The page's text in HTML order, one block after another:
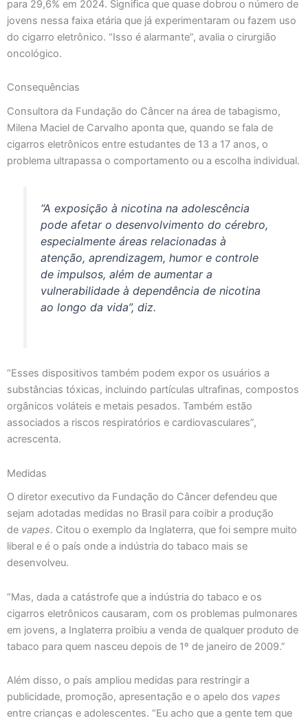
para 29,6% em 2024. Significa que quase dobrou o número de
jovens nessa faixa etária que já experimentaram ou fazem uso
do cigarro eletrônico. “Isso é alarmante”, avalia o cirurgião
oncológico.
Consequências
Consultora da Fundação do Câncer na área de tabagismo,
Milena Maciel de Carvalho aponta que, quando se fala de
cigarros eletrônicos entre estudantes de 13 a 17 anos, o
problema ultrapassa o comportamento ou a escolha individual.
“A exposição à nicotina na adolescência
pode afetar o desenvolvimento do cérebro,
especialmente áreas relacionadas à
atenção, aprendizagem, humor e controle
de impulsos, além de aumentar a
vulnerabilidade à dependência de nicotina
ao longo da vida”, diz.
“Esses dispositivos também podem expor os usuários a
substâncias tóxicas, incluindo partículas ultrafinas, compostos
orgânicos voláteis e metais pesados. Também estão
associados a riscos respiratórios e cardiovasculares”,
acrescenta.
Medidas
O diretor executivo da Fundação do Câncer defendeu que
sejam adotadas medidas no Brasil para coibir a produção
de vapes. Citou o exemplo da Inglaterra, que foi sempre muito
liberal e é o país onde a indústria do tabaco mais se
desenvolveu.
“Mas, dada a catástrofe que a indústria do tabaco e os
cigarros eletrônicos causaram, com os problemas pulmonares
em jovens, a Inglaterra proibiu a venda de qualquer produto de
tabaco para quem nasceu depois de 1º de janeiro de 2009.”
Além disso, o país ampliou medidas para restringir a
publicidade, promoção, apresentação e o apelo dos vapes
entre crianças e adolescentes. “Eu acho que a gente tem que